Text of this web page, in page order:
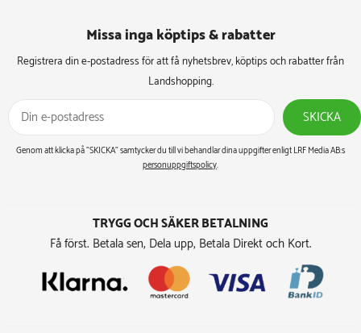
Missa inga köptips & rabatter​
Registrera din e-postadress för att få nyhetsbrev, köptips och rabatter från
Landshopping.
SKICKA
Genom att klicka på ”SKICKA” samtycker du till vi behandlar dina uppgifter enligt LRF Media AB:s
personuppgiftspolicy.
TRYGG OCH SÄKER BETALNING
Få först. Betala sen, Dela upp, Betala Direkt och Kort.